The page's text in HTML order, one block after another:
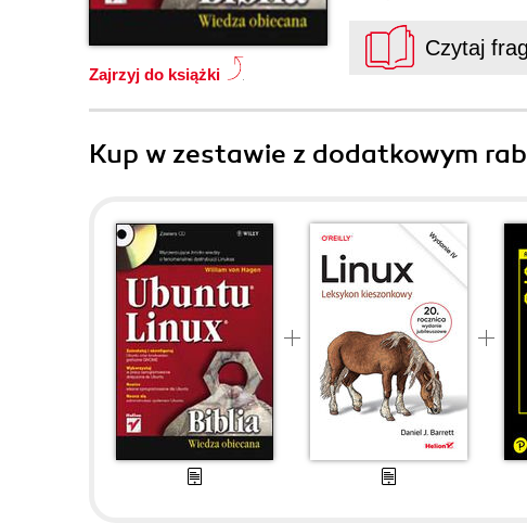
Zajrzyj do książki
Czytaj
Kup w zestawie z dodatkowym